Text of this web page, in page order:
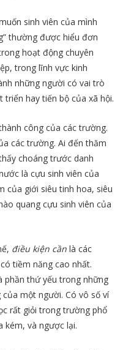
sinh viên của mình
thường được hiểu đơn
hoạt động chuyên
trong lĩnh vực kinh
những người có vai trò
hay tiến bộ của xã hội.
công của các trường.
các trường. Ai đến thăm
choáng trước danh
là cựu sinh viên của
của giới siêu tinh hoa, siêu
quang cựu sinh viên của
điều kiện cần là các
tiềm năng cao nhất.
phần thứ yếu trong những
một người. Có vô số ví
rất giỏi trong trường phổ
kém, và ngược lại.